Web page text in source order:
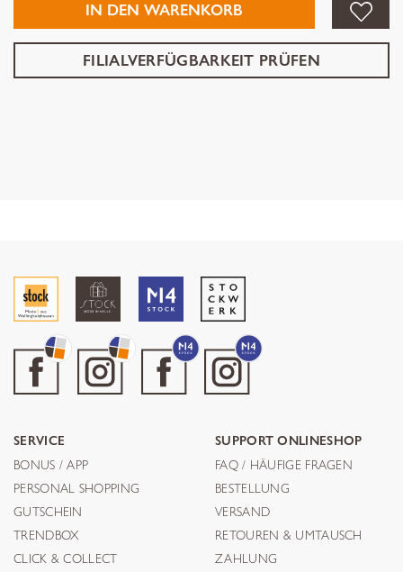
IN DEN WARENKORB
FILIALVERFÜGBARKEIT PRÜFEN
SERVICE
BONUS / APP
PERSONAL SHOPPING
GUTSCHEIN
TRENDBOX
CLICK & COLLECT
SUPPORT ONLINESHOP
FAQ / HÄUFIGE FRAGEN
BESTELLUNG
VERSAND
RETOUREN & UMTAUSCH
ZAHLUNG